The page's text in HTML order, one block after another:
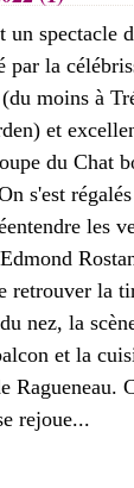
un spectacle d
par la
moins à
et
du Chat
s'est régalés
les
retrouver la
nez, la
et la
Ragueneau.
rejoue...